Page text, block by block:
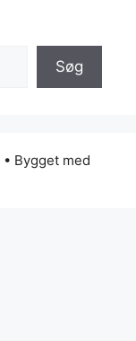
Søg
• Bygget med